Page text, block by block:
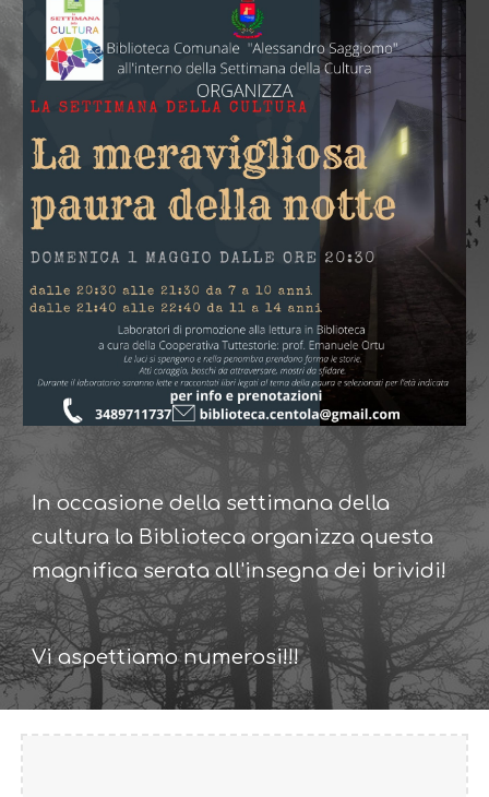
In occasione della settimana della
cultura la Biblioteca organizza questa
magnifica serata all'insegna dei brividi!
Vi aspettiamo numerosi!!!